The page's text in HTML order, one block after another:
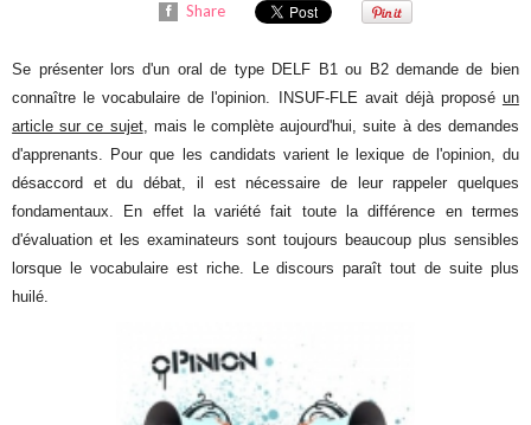
Share
Se présenter lors d'un oral de type DELF B1 ou B2 demande de bien
connaître le vocabulaire de l'opinion. INSUF-FLE avait déjà proposé un
article sur ce sujet, mais le complète aujourd'hui, suite à des demandes
d'apprenants. Pour que les candidats varient le lexique de l'opinion, du
désaccord et du débat, il est nécessaire de leur rappeler quelques
fondamentaux. En effet la variété fait toute la différence en termes
d'évaluation et les examinateurs sont toujours beaucoup plus sensibles
lorsque le vocabulaire est riche. Le discours paraît tout de suite plus
huilé.